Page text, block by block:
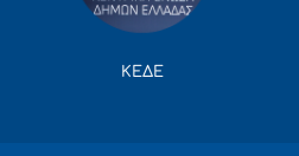
ΚΕΔΕ